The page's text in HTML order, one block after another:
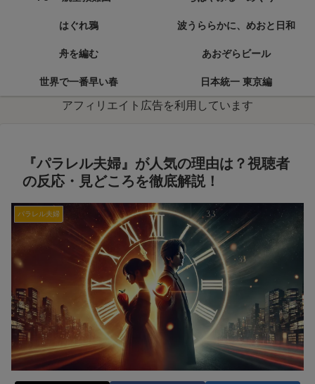
はぐれ鴉 波うららかに、めおと日和
舟を編む あおぞらビール
世界で一番早い春 日本統一 東京編
アフィリエイト広告を利用しています
『パラレル夫婦』が人気の理由は？視聴者
の反応・見どころを徹底解説！
パラレル夫婦